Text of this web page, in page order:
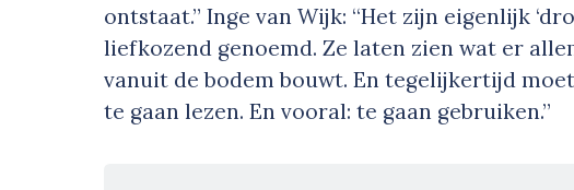
ontstaat.” Inge van Wijk: “Het zijn eigenlijk
liefkozend genoemd. Ze laten zien wat er
vanuit de bodem bouwt. En tegelijkertijd
te gaan lezen. En vooral: te gaan gebruiken.”